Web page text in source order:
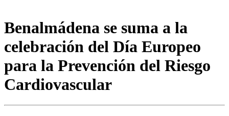
Benalmádena se suma a la
celebración del Día Europeo
para la Prevención del Riesgo
Cardiovascular